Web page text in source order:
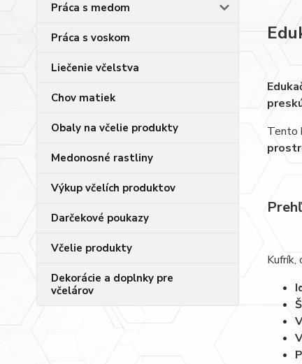
Práca s medom
Práca s voskom
Liečenie včelstva
Chov matiek
Obaly na včelie produkty
Medonosné rastliny
Výkup včelích produktov
Darčekové poukazy
Včelie produkty
Dekorácie a doplnky pre
včelárov
Tento
Kufrík,